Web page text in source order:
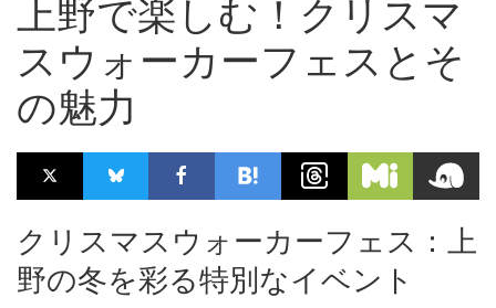
上野で楽しむ！クリスマ
スウォーカーフェスとそ
の魅力
クリスマスウォーカーフェス：上
野の冬を彩る特別なイベント